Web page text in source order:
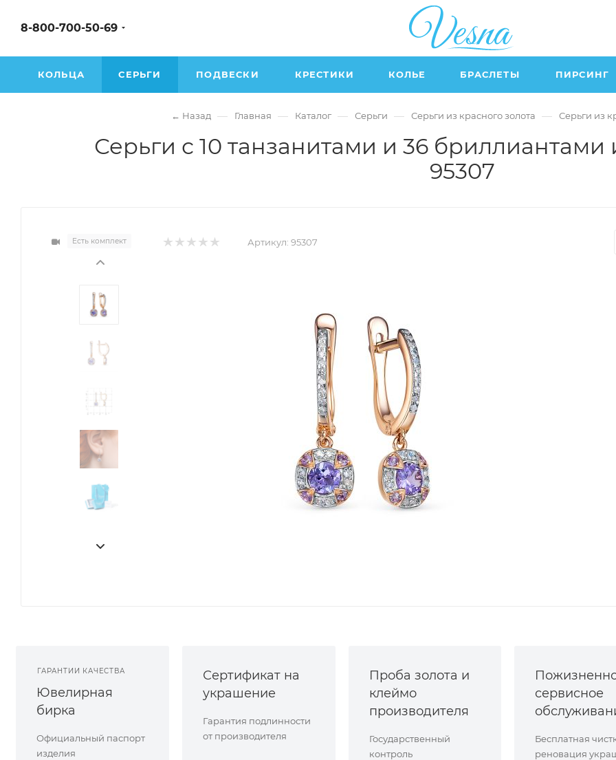
8-800-700-50-69
КОЛЬЦА СЕРЬГИ ПОДВЕСКИ КРЕСТИКИ КОЛЬЕ БРАСЛЕТЫ ПИРСИНГ
← Назад — Главная — Каталог — Серьги — Серьги из красного золота — Серьги из
Серьги с 10 танзанитами и 36 бриллиантами
95307
Есть комплект Артикул: 95307
ГАРАНТИИ КАЧЕСТВА
Ювелирная
бирка
Официальный паспорт
изделия
Сертификат на
украшение
Гарантия подлинности
от производителя
Проба золота и
клеймо
производителя
Государственный
контроль
сервисное
Бесплатная
реновация